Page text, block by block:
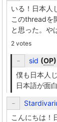
いる！日本人
このthreadを
と思った。や
2 votes
sid (OP)
僕も日本人
日本語が面
こんにちは！